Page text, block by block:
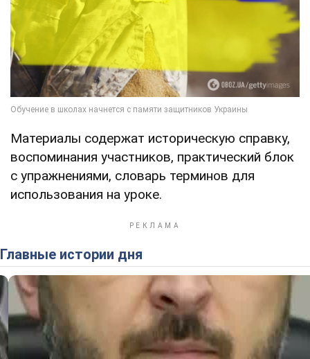
Материалы содержат историческую справку,
воспоминания участников, практический блок
с упражнениями, словарь терминов для
использования на уроке.
Главные истории дня